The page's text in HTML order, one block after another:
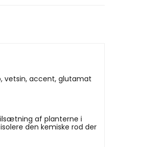
vetsin, accent, glutamat
af planterne i
den kemiske rod der